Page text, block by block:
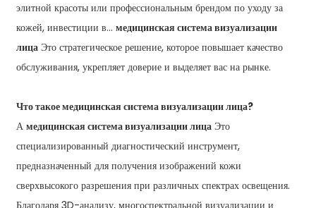
элитной красоты или профессиональным брендом по уходу за
кожей, инвестиции в... медицинская система визуализации
лицаЭто стратегическое решение, которое повышает качество
обслуживания, укрепляет доверие и выделяет вас на рынке.
Что такое медицинская система визуализации лица?
А медицинская система визуализации лицаЭто
специализированный диагностический инструмент,
предназначенный для получения изображений кожи
сверхвысокого разрешения при различных спектрах освещения.